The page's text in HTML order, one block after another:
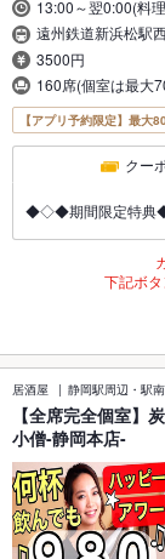
13:00～翌0:00(料
遠州鉄道新浜松駅
3500円
160席(個室は最大
【アプリ予約限定】最大
クー
◆◇◆期間限定特典
下記ボ
居酒屋 静岡駅周辺・駅南
【全席完全個室
小僧-静岡本店-